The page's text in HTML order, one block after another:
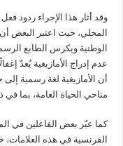
وقد أثار هذا الإجراء ردود
المحلي، حيث اعتبر البعض
الوطنية ويكرس الطابع
عدم إدراج الأمازيغية يُعدّ
أن الأمازيغية لغة رسمية
مناحي الحياة العامة، بما
كما عبّر بعض الفاعلين في
الفرنسية في هذه